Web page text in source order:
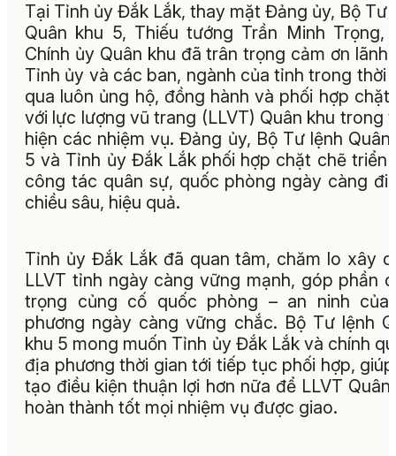
Tại Tỉnh ủy Đắk Lắk, thay mặt Đảng ủy, Bộ Tư
Quân khu 5, Thiếu tướng Trần Minh Trọng,
Chính ủy Quân khu đã trân trọng cảm ơn lãnh
Tỉnh ủy và các ban, ngành của tỉnh trong thời
qua luôn ủng hộ, đồng hành và phối hợp chặt
với lực lượng vũ trang (LLVT) Quân khu trong
hiện các nhiệm vụ. Đảng ủy, Bộ Tư lệnh Quân
5 và Tỉnh ủy Đắk Lắk phối hợp chặt chẽ triển
công tác quân sự, quốc phòng ngày càng đi
chiều sâu, hiệu quả.
Tỉnh ủy Đắk Lắk đã quan tâm, chăm lo xây
LLVT tỉnh ngày càng vững mạnh, góp phần
trọng củng cố quốc phòng – an ninh của
phương ngày càng vững chắc. Bộ Tư lệnh
khu 5 mong muốn Tỉnh ủy Đắk Lắk và chính
địa phương thời gian tới tiếp tục phối hợp,
tạo điều kiện thuận lợi hơn nữa để LLVT Quân
hoàn thành tốt mọi nhiệm vụ được giao.